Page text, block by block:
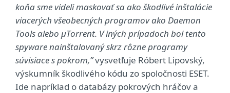
koňa sme videli maskovať sa ako škodlivé inštalácie
viacerých všeobecných programov ako Daemon
Tools alebo µTorrent. V iných prípadoch bol tento
spyware nainštalovaný skrz rôzne programy
súvisiace s pokrom,”vysvetľuje Róbert Lipovský,
výskumník škodlivého kódu zo spoločnosti ESET.
Ide napríklad o databázy pokrových hráčov a